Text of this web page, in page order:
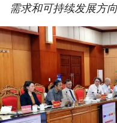
体育
国际
旅游
友
需求和可持续发展方向